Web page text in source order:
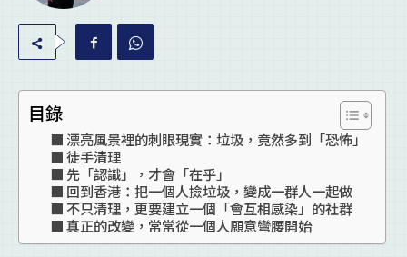
目錄
漂亮風景裡的刺眼現實：垃圾，竟然多到「恐怖」
徒手清理
先「認識」，才會「在乎」
回到香港：把一個人撿垃圾，變成一群人一起做
不只清理，更要建立一個「會互相感染」的社群
真正的改變，常常從一個人願意彎腰開始